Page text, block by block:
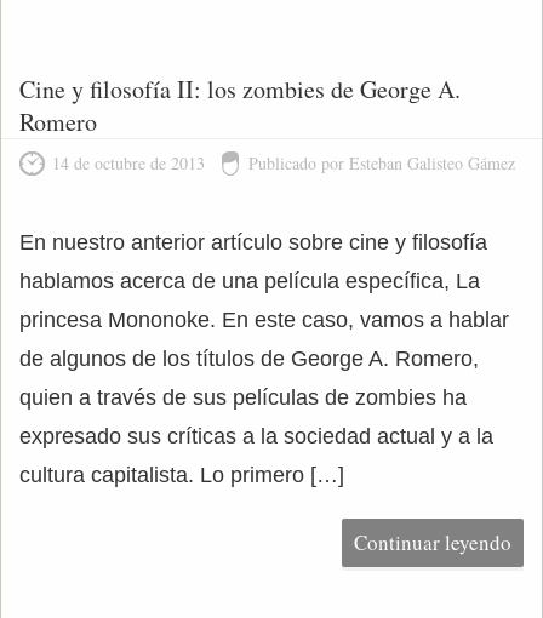
Cine y filosofía II: los zombies de George A.
Romero
14 de octubre de 2013 Publicado por Esteban Galisteo Gámez
En nuestro anterior artículo sobre cine y filosofía
hablamos acerca de una película específica, La
princesa Mononoke. En este caso, vamos a hablar
de algunos de los títulos de George A. Romero,
quien a través de sus películas de zombies ha
expresado sus críticas a la sociedad actual y a la
cultura capitalista. Lo primero […]
Continuar leyendo